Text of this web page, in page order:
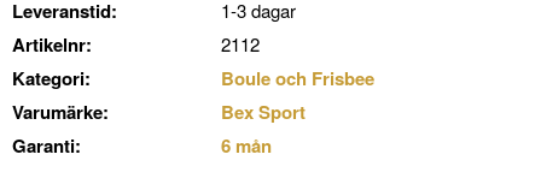
Leveranstid: 1-3 dagar
Artikelnr: 2112
Kategori:
Boule och Frisbee
Varumärke:
Bex Sport
Garanti:
6 mån